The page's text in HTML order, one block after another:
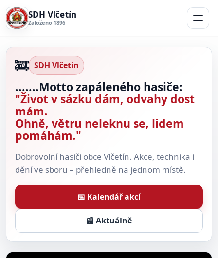
SDH Vlčetín
Založeno 1896
Menu
🚒 SDH Vlčetín
.......Motto zapáleného hasiče:
"Život v sázku dám, odvahy dost
mám.
Ohně, větru neleknu se, lidem
pomáhám."
Dobrovolní hasiči obce Vlčetín. Akce, technika i
dění ve sboru – přehledně na jednom místě.
📅 Kalendář akcí
📰 Aktuálně